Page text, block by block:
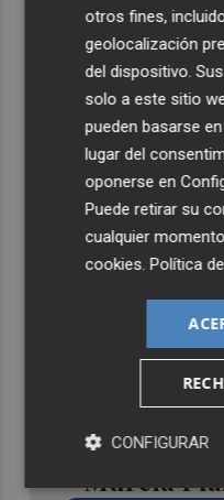
Recibe
Murcia
otros fines,
geolocalización
del dispositivo.
solo a este sitio
pueden basarse
lugar del
oponerse en
Puede retirar su
cualquier
cookies .Política
CONFIGURAR